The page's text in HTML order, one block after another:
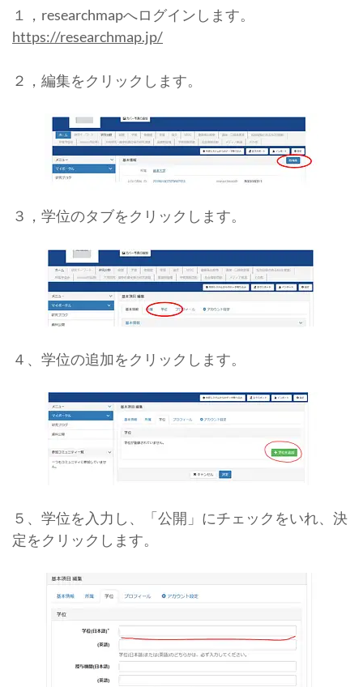
１，researchmapへログインします。
https://researchmap.jp/
２，編集をクリックします。
３，学位のタブをクリックします。
４、学位の追加をクリックします。
５、学位を入力し、「公開」にチェックをいれ、決
定をクリックします。